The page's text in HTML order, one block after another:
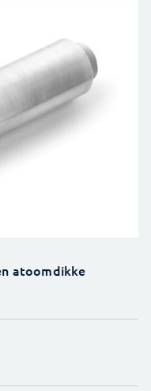
atoomdikke